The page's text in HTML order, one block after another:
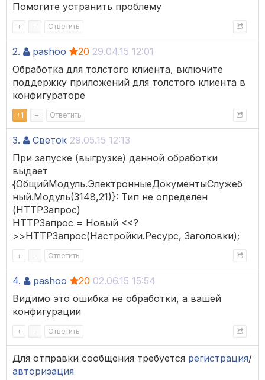
Помогите устранить проблему
+ – Ответить
2. pashoo 20 29.04.15 12:01
Обработка для толстого клиента, включите
поддержку приложений для толстого клиента в
конфигураторе
+1 – Ответить
3. Светок 29.05.15 12:13
При запуске (выгрузке) данной обработки
выдает
{ОбщийМодуль.ЭлектронныеДокументыСлужеб
ный.Модуль(3148,21)}: Тип не определен
(HTTPЗапрос)
HTTPЗапрос = Новый <<?
>>HTTPЗапрос(Настройки.Ресурс, Заголовки);
+ – Ответить
4. pashoo 20 02.06.15 15:54
Видимо это ошибка не обработки, а вашей
конфигурации
+ – Ответить
Для отправки сообщения требуется регистрация/
авторизация